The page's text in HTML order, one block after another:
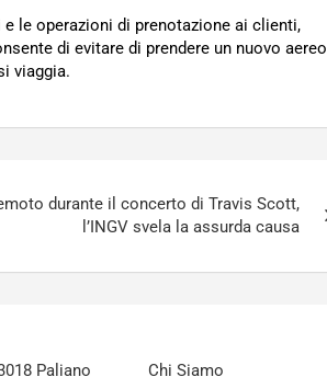
le operazioni di prenotazione ai clienti,
di evitare di prendere un nuovo aereo
viaggia.
durante il concerto di Travis Scott,
l’INGV svela la assurda causa
Paliano Chi Siamo